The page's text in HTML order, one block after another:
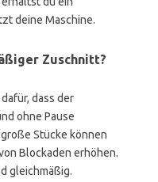
deine Maschine.
Zuschnitt?
dass der
ohne Pause
Stücke können
Blockaden erhöhen.
gleichmäßig.